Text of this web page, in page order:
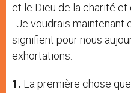
et le Dieu de la charité
. Je voudrais
signifient pour nous
exhortations.
1. La première chose